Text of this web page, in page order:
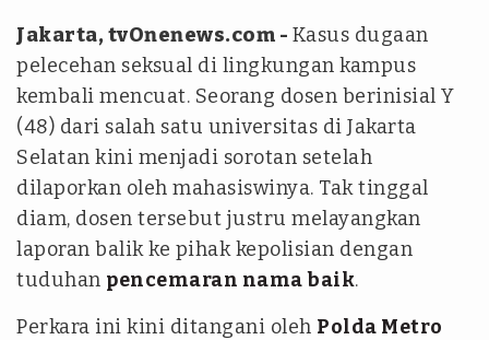
Jakarta, tvOnenews.com - Kasus dugaan
pelecehan seksual di lingkungan kampus
kembali mencuat. Seorang dosen berinisial Y
(48) dari salah satu universitas di Jakarta
Selatan kini menjadi sorotan setelah
dilaporkan oleh mahasiswinya. Tak tinggal
diam, dosen tersebut justru melayangkan
laporan balik ke pihak kepolisian dengan
tuduhan pencemaran nama baik.
Perkara ini kini ditangani oleh Polda Metro